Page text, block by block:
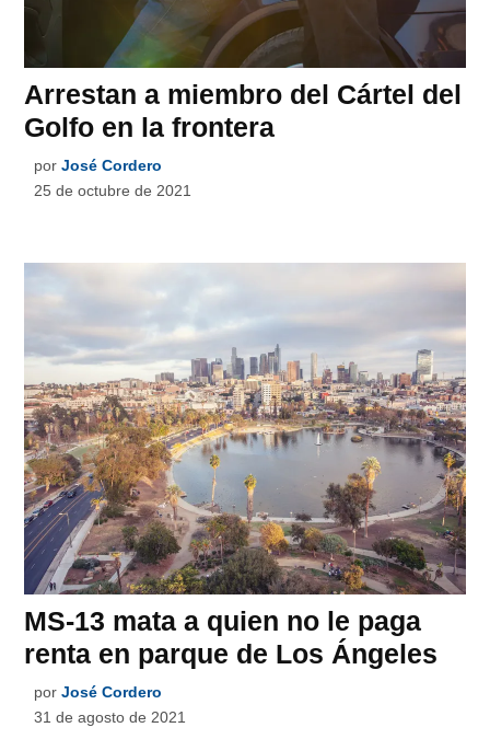
Arrestan a miembro del Cártel del
Golfo en la frontera
por José Cordero
25 de octubre de 2021
MS-13 mata a quien no le paga
renta en parque de Los Ángeles
por José Cordero
31 de agosto de 2021